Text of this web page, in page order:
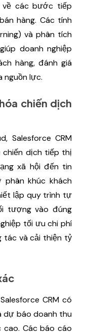
về các bước tiếp
hàng. Các tính
và phân tích
doanh nghiệp
hàng, đánh giá
nguồn lực.
chiến dịch
Salesforce CRM
chiến dịch tiếp thị
xã hội đến tin
khúc khách
lập quy trình tự
tượng vào đúng
tối ưu chi phí
tác và cải thiện tỷ
CRM có
dự báo doanh thu
Các báo cáo